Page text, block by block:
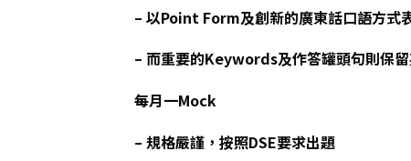
– 以Point Form及創新的廣東話口語方
– 而重要的Keywords及作答罐頭句則保
每月一Mock
– 規格嚴謹，按照DSE要求出題